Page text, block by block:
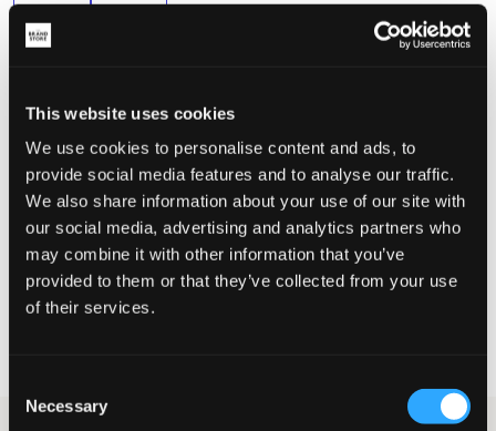
This website uses cookies
We use cookies to personalise content and ads, to
provide social media features and to analyse our traffic.
We also share information about your use of our site with
our social media, advertising and analytics partners who
may combine it with other information that you’ve
provided to them or that they’ve collected from your use
of their services.
Selection
Necessary
170 cm
Upplevd storlek
Liten Perfekt
STORLEKSGUIDE
VÄLJ STORLEK